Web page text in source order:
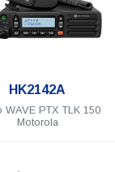
de Transmisión WAVE
para Smarthphone